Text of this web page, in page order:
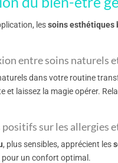
lessoins esthétiques
entre soins naturels
dans votre routine
et laissez la magie opérer.
positifs sur les allergies
, plus sensibles, apprécient les
un confort optimal.